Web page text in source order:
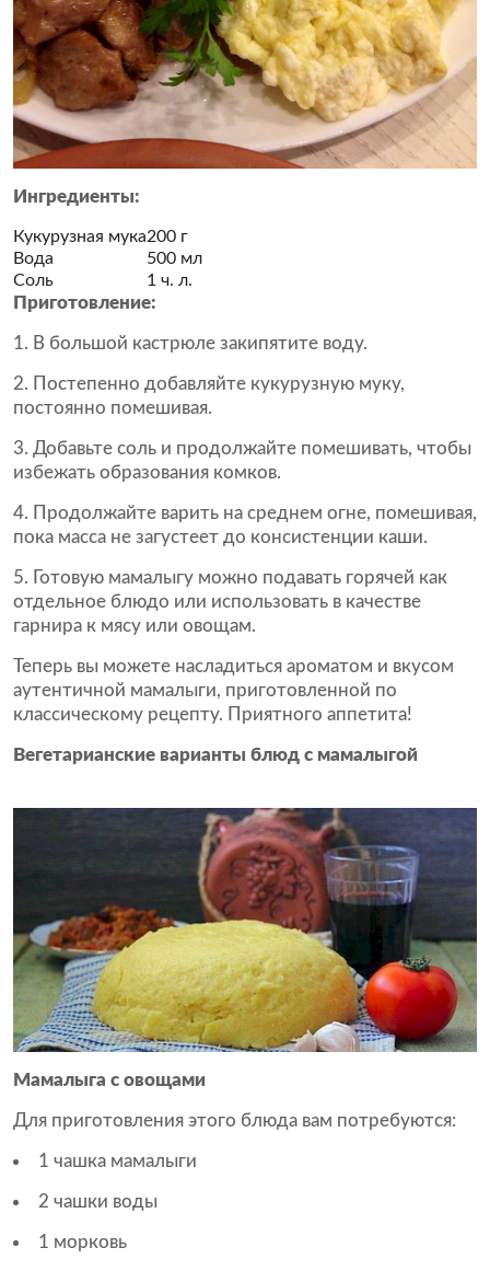
Ингредиенты:
Кукурузная мука200 г
Вода
500 мл
Соль
1 ч. л.
Приготовление:
1. В большой кастрюле закипятите воду.
2. Постепенно добавляйте кукурузную муку,
постоянно помешивая.
3. Добавьте соль и продолжайте помешивать, чтобы
избежать образования комков.
4. Продолжайте варить на среднем огне, помешивая,
пока масса не загустеет до консистенции каши.
5. Готовую мамалыгу можно подавать горячей как
отдельное блюдо или использовать в качестве
гарнира к мясу или овощам.
Теперь вы можете насладиться ароматом и вкусом
аутентичной мамалыги, приготовленной по
классическому рецепту. Приятного аппетита!
Вегетарианские варианты блюд с мамалыгой
Мамалыга с овощами
Для приготовления этого блюда вам потребуются:
1 чашка мамалыги
2 чашки воды
1 морковь